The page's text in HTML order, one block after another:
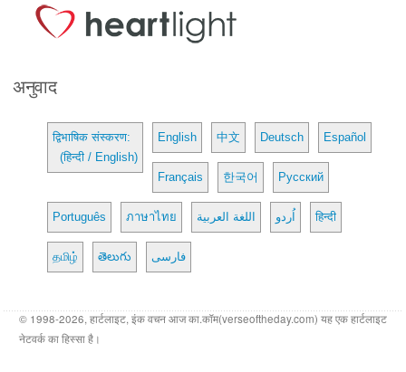
अनुवाद
द्विभाषिक संस्करण:
(हिन्दी / English)
English 中文 Deutsch Español
Français 한국어 Русский
Português ภาษาไทย اللغة العربية اُردو हिन्दी
தமிழ் తెలుగు فارسی
© 1998-2026, हार्टलाइट, इंक वचन आज का.कॉम(verseoftheday.com) यह एक हार्टलाइट
नेटवर्क का हिस्सा है।